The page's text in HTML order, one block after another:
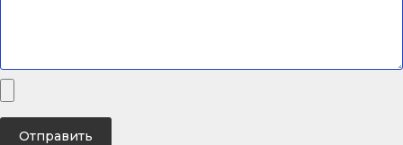
Отправить